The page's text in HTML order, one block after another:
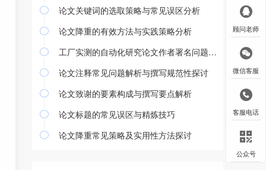
 论文关键词的选取策略与常见误区分析
 论文降重的有效方法与实践策略分析
 工厂实测的自动化研究论文作者署名问题探讨
 论文注释常见问题解析与撰写规范性探讨
 论文致谢的要素构成与撰写要点解析
 论文标题的常见误区与精炼技巧
 论文降重常见策略及实用性方法探讨
顾问老师
微信客服
客服电话
公众号